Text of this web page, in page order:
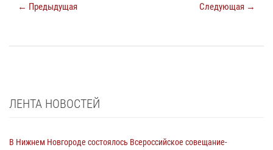
← Предыдущая Следующая →
ЛЕНТА НОВОСТЕЙ
В Нижнем Новгороде состоялось Всероссийское совещание-